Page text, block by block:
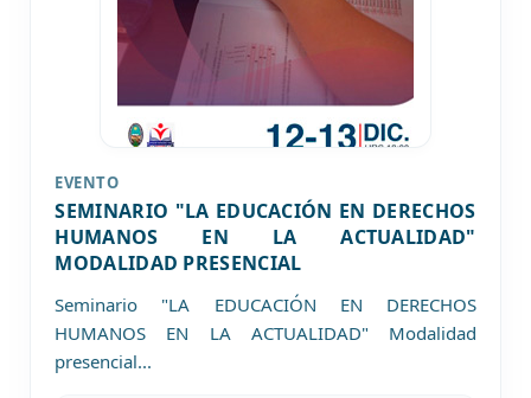
EVENTO
SEMINARIO "LA EDUCACIÓN EN DERECHOS
HUMANOS EN LA ACTUALIDAD"
MODALIDAD PRESENCIAL
Seminario "LA EDUCACIÓN EN DERECHOS
HUMANOS EN LA ACTUALIDAD" Modalidad
presencial...